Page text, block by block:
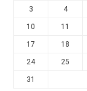
3 4
10 11
17 18
24 25
31